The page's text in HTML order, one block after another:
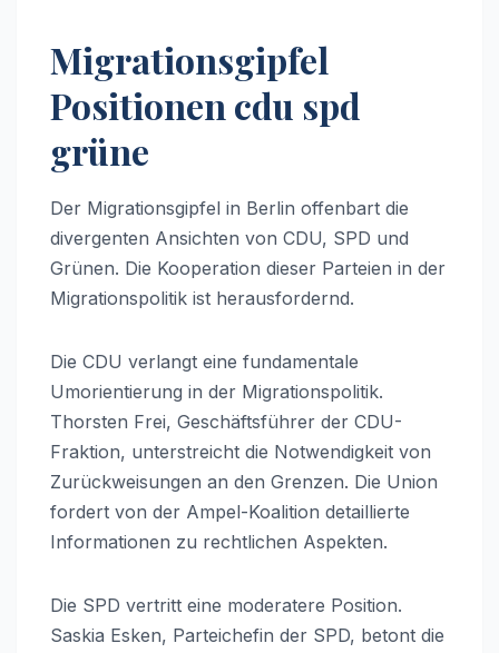
Migrationsgipfel
Positionen cdu spd
grüne
Der Migrationsgipfel in Berlin offenbart die
divergenten Ansichten von CDU, SPD und
Grünen. Die Kooperation dieser Parteien in der
Migrationspolitik ist herausfordernd.
Die CDU verlangt eine fundamentale
Umorientierung in der Migrationspolitik.
Thorsten Frei, Geschäftsführer der CDU-
Fraktion, unterstreicht die Notwendigkeit von
Zurückweisungen an den Grenzen. Die Union
fordert von der Ampel-Koalition detaillierte
Informationen zu rechtlichen Aspekten.
Die SPD vertritt eine moderatere Position.
Saskia Esken, Parteichefin der SPD, betont die